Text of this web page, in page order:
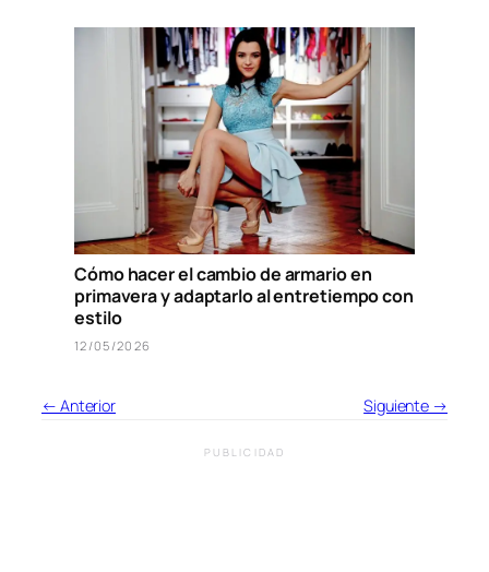
Cómo hacer el cambio de armario en
primavera y adaptarlo al entretiempo con
estilo
12/05/2026
← Anterior Siguiente →
PUBLICIDAD